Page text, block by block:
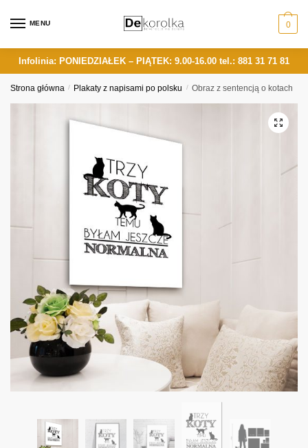
MENU 0
Infolinia: PONIEDZIAŁEK – PIĄTEK: 9.00-16.00 tel.: 881 31 71 81
Strona główna / Plakaty z napisami po polsku / Obraz z sentencją o kotach